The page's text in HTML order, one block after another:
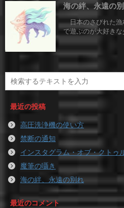
海の絆、永遠の
日本のさびれた漁
で遊ぶのが大好き
最近の投稿
高圧洗浄機の使い方
禁断の通知
インスタグラム・オブ・クトゥ
魔筆の囁き
海の絆、永遠の別れ
最近のコメント